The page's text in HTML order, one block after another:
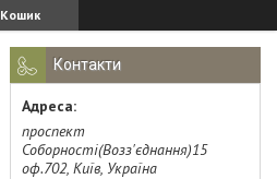
Кошик
Контакти
проспект
Соборності(Возз'єднання)15
оф.702, Київ, Україна